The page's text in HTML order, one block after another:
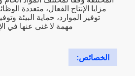
مزايا الإنتاج الفعال، متعددة
توفير الموارد، حماية البيئة
مهمة لا غنى عنها في
الخصائص: